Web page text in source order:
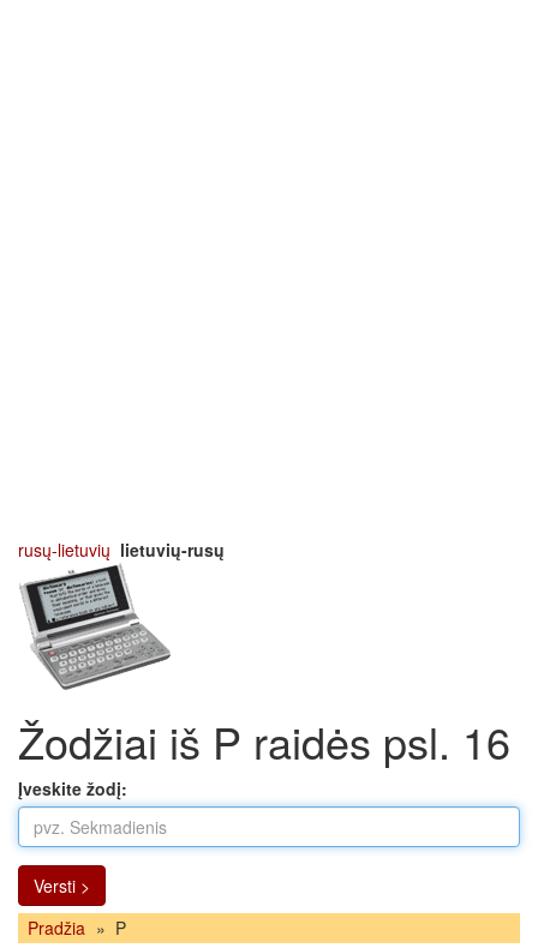
rusų-lietuvių lietuvių-rusų
Žodžiai iš P raidės psl. 16
Įveskite žodį:
Versti >
Pradžia » P